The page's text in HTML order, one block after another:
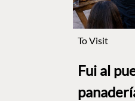
To Visit
Fui al